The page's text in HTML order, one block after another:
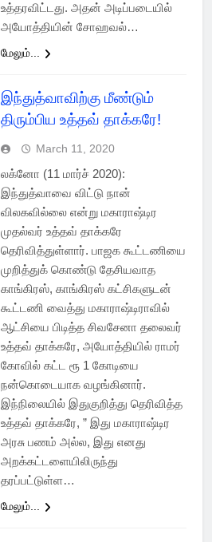
உத்தரவிட்டது. அதன் அடிப்படையில்
அயோத்தியின் சோஹவல்…
மேலும்...
இந்துத்வாவிற்கு மீண்டும்
திரும்பிய உத்தவ் தாக்கரே!
March 11, 2020
லக்னோ (11 மார்ச் 2020):
இந்துத்வாவை விட்டு நான்
விலகவில்லை என்று மகாராஷ்டிர
முதல்வர் உத்தவ் தாக்கரே
தெரிவித்துள்ளார். பாஜக கூட்டணியை
முறித்துக் கொண்டு தேசியவாத
காங்கிரஸ், காங்கிரஸ் கட்சிகளுடன்
கூட்டணி வைத்து மகாராஷ்டிராவில்
ஆட்சியை பிடித்த சிவசேனா தலைவர்
உத்தவ் தாக்கரே, அயோத்தியில் ராமர்
கோவில் கட்ட ரூ 1 கோடியை
நன்கொடையாக வழங்கினார்.
இந்நிலையில் இதுகுறித்து தெரிவித்த
உத்தவ் தாக்கரே, ” இது மகாராஷ்டிர
அரசு பணம் அல்ல, இது எனது
அறக்கட்டளையிலிருந்து
தரப்பட்டுள்ள…
மேலும்...